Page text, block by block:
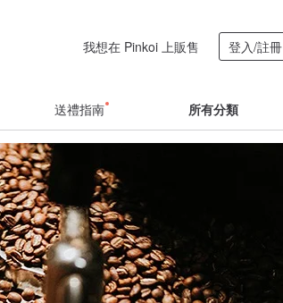
我想在 Pinkoi 上販售 登入/註冊
送禮指南 所有分類